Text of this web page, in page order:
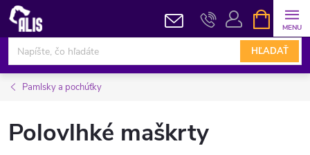
Prejsť
obsah
HĽADAŤ
KOŠÍK
Pamlsky a pochúťky
Polovlhké maškrty